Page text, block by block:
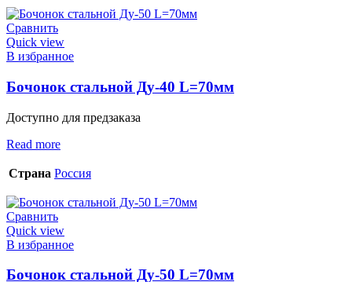
Сравнить
Quick view
В избранное
Бочонок стальной Ду-40 L=70мм
Доступно для предзаказа
Read more
Страна Россия
Сравнить
Quick view
В избранное
Бочонок стальной Ду-50 L=70мм